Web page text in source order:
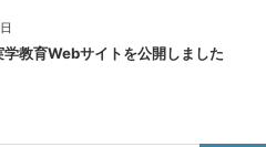
学教育Webサイトを公開しました